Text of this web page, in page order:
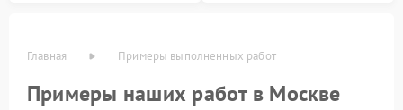
Главная Примеры выполненных работ
Примеры наших работ в Москве